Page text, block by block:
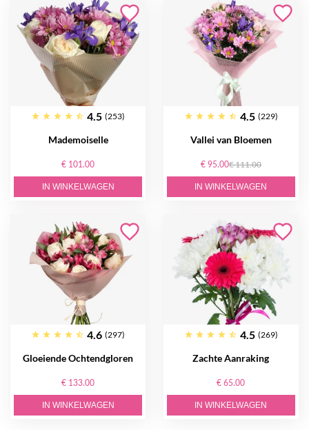
4.5 (253)
Mademoiselle
€ 101.00
IN WINKELWAGEN
4.5 (229)
Vallei van Bloemen
€ 95.00€ 111.00
IN WINKELWAGEN
4.6 (297)
Gloeiende Ochtendgloren
€ 133.00
IN WINKELWAGEN
4.5 (269)
Zachte Aanraking
€ 65.00
IN WINKELWAGEN